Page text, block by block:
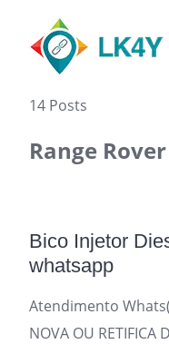
content
14 Posts
Range
Bico Injetor
whatsapp
Atendimento
NOVA OU RETIFICA